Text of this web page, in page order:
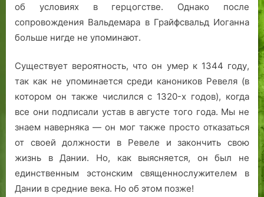
об условиях в герцогстве. Однако после
сопровождения Вальдемара в Грайфсвальд Иоганна
больше нигде не упоминают.
Существует вероятность, что он умер к 1344 году,
так как не упоминается среди каноников Ревеля (в
котором он также числился с 1320-х годов), когда
все они подписали устав в августе того года. Мы не
знаем наверняка — он мог также просто отказаться
от своей должности в Ревеле и закончить свою
жизнь в Дании. Но, как выясняется, он был не
единственным эстонским священнослужителем в
Дании в средние века. Но об этом позже!